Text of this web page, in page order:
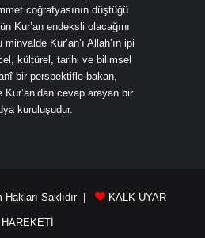
coğrafyasının düştüğü
Kur’an endeksli olacağını
Kur’an’ı Allah’ın ipi
kültürel, tarihi ve bilimsel
bir perspektifle bakan,
Kur’an’dan cevap arayan bir
kuruluşudur.
Hakları Saklıdır | KALK UYAR
HAREKETİ